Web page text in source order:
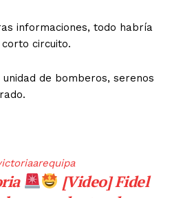
informaciones, todo habría
circuito.
de bomberos, serenos
[Video] Fidel